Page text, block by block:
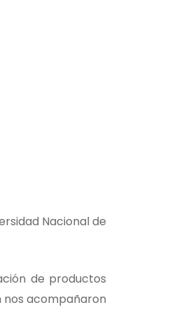
Nacional de
de productos
nos acompañaron